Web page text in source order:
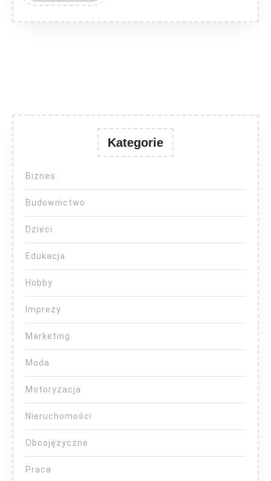
Kategorie
Biznes
Budownictwo
Dzieci
Edukacja
Hobby
Imprezy
Marketing
Moda
Motoryzacja
Nieruchomości
Obcojęzyczne
Praca